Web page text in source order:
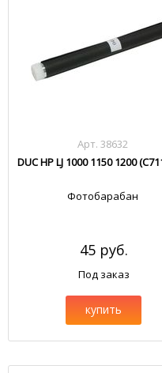
Арт. 38632
DUC HP LJ 1000 1150 1200
Фотобарабан
45 руб.
Под заказ
купить